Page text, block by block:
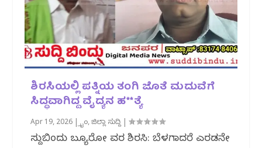
ಶಿರಸಿಯಲ್ಲಿ ಪತ್ನಿಯ ತಂಗಿ ಜೊತೆ ಮದುವೆಗೆ
ಸಿದ್ಧವಾಗಿದ್ದ ವೈದ್ಯನ ಹ**ತ್ಯೆ
Apr 19, 2026 |ಕ್ರೈಂ,ಜಿಲ್ಲಾ ಸುದ್ದಿ |
ಸುದ್ದಿಬಿಂದು ಬ್ಯೂರೋ ವರದಿ ಶಿರಸಿ: ಬೆಳಗಾದರೆ ಎರಡನೇ